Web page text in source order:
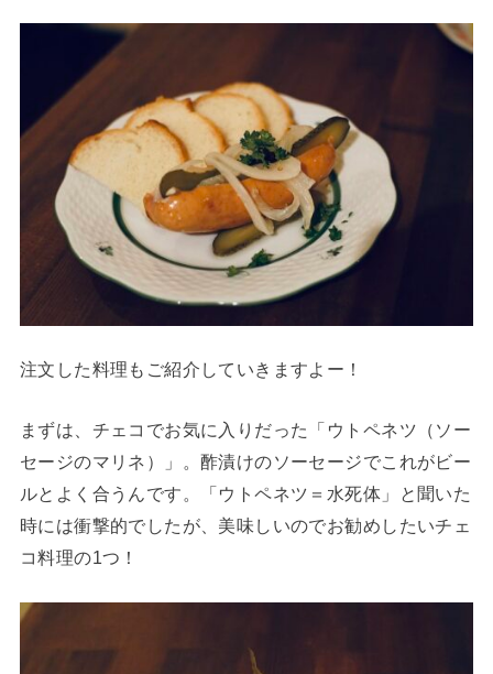
注文した料理もご紹介していきますよー！
まずは、チェコでお気に入りだった「ウトペネツ（ソー
セージのマリネ）」。酢漬けのソーセージでこれがビー
ルとよく合うんです。「ウトペネツ＝水死体」と聞いた
時には衝撃的でしたが、美味しいのでお勧めしたいチェ
コ料理の1つ！